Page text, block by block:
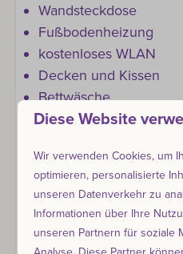
Wandsteckdose
Fußbodenheizung
kostenloses WLAN
Decken und Kissen
Bettwäsche
Private Sitzplätze
Wichtige
Bringen Sie Ihre
Grasdach
Kein Badezimmer
Diese Website
Wir verwenden Cookies, um
optimieren, personalisierte
unseren Datenverkehr zu
Informationen über Ihre
unseren Partnern für soziale